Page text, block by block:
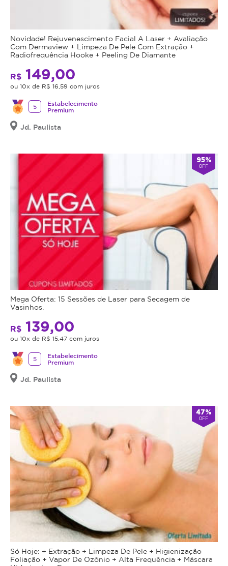
Novidade! Rejuvenescimento Facial A Laser + Avaliação
Com Dermaview + Limpeza De Pele Com Extração +
Radiofrequência Hooke + Peeling De Diamante
R$ 149,00
ou 10x de R$ 16,59 com juros
5
Estabelecimento
Premium
Jd. Paulista
95%
OFF
Mega Oferta: 15 Sessões de Laser para Secagem de
Vasinhos.
R$ 139,00
ou 10x de R$ 15,47 com juros
5
Estabelecimento
Premium
Jd. Paulista
47%
OFF
Só Hoje: + Extração + Limpeza De Pele + Higienização
Foliação + Vapor De Ozônio + Alta Frequência + Máscara